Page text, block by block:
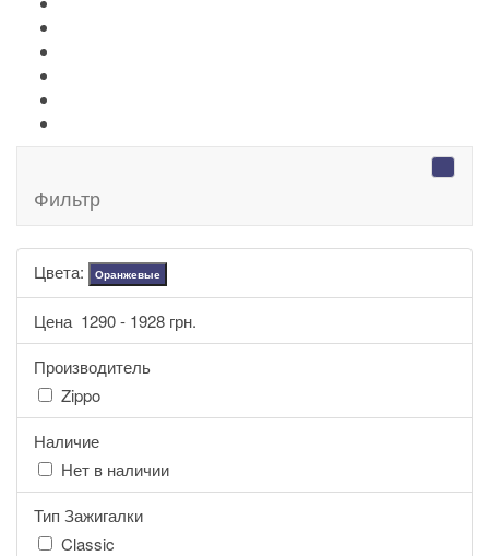
Фильтр
Цвета: Оранжевые
Цена 1290- 1928 грн.
Производитель
Zippo
Наличие
Нет в наличии
Тип Зажигалки
Classic